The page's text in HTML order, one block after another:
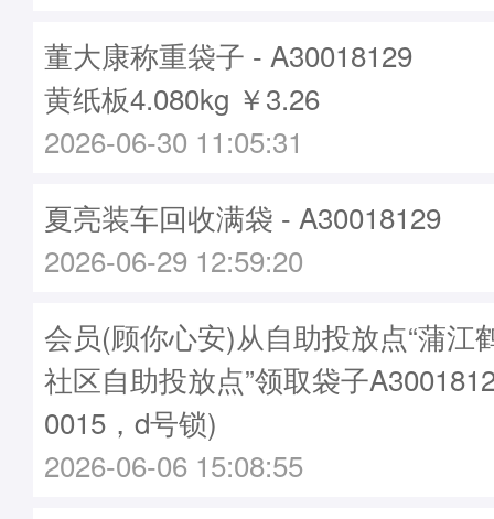
董大康称重袋子 - A30018129
黄纸板4.080kg ￥3.26
2026-06-30 11:05:31
夏亮装车回收满袋 - A30018129
2026-06-29 12:59:20
会员(顾你心安)从自助投放点“蒲江
社区自助投放点”领取袋子
0015，d号锁)
2026-06-06 15:08:55